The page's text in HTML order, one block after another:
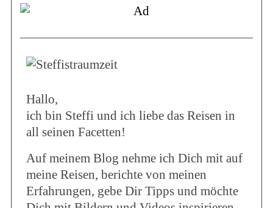
Hallo,
ich bin Steffi und ich liebe das Reisen in
all seinen Facetten!
Auf meinem Blog nehme ich Dich mit auf
meine Reisen, berichte von meinen
Erfahrungen, gebe Dir Tipps und möchte